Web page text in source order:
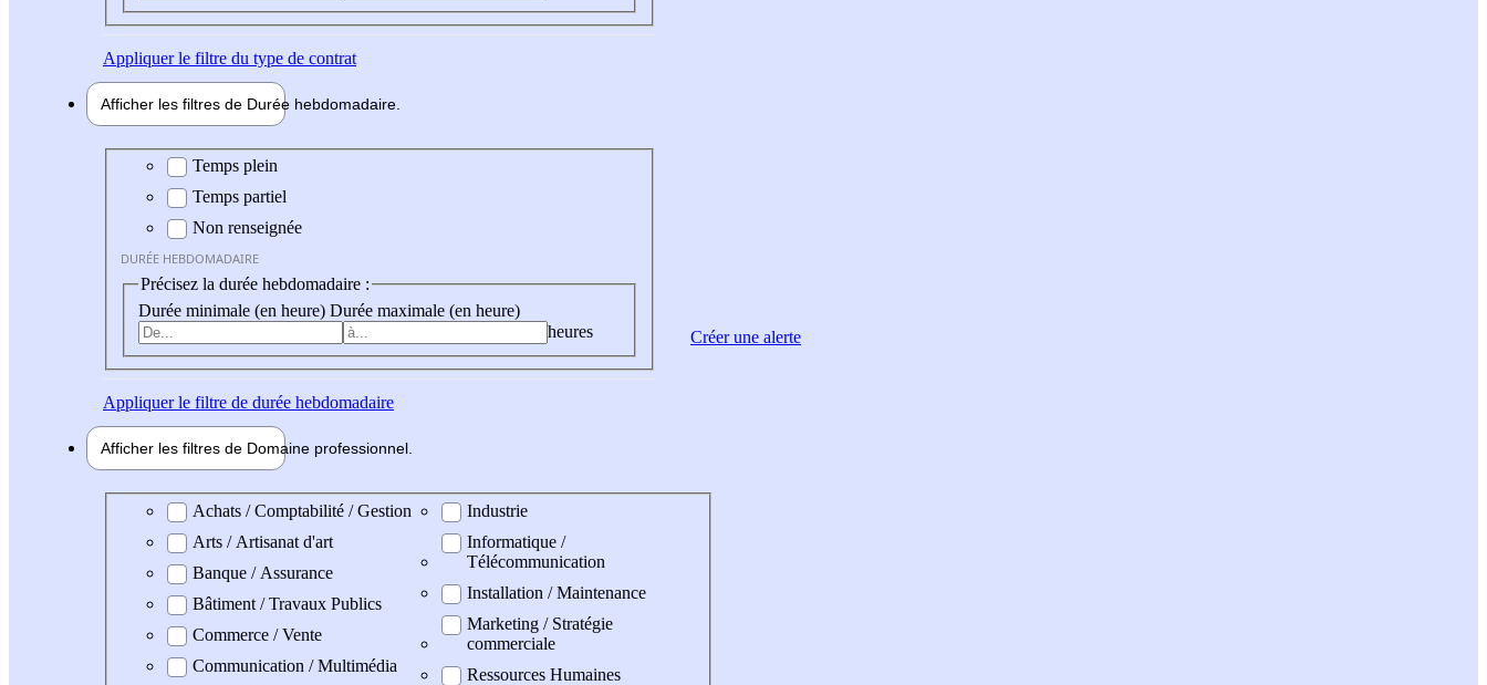
Appliquerle filtre du type de contrat
Afficher les filtres de Durée hebdomadaire
Durée hebdomadaire
Temps plein
Temps partiel
Non renseignée
DURÉE HEBDOMADAIRE
Précisez la durée hebdomadaire :
Durée minimale (en heure) Durée maximale (en heure)
heures
Appliquerle filtre de durée hebdomadaire
Afficher les filtres de Domaine professionnel
Domaine professionel
Achats / Comptabilité / Gestion
Arts / Artisanat d'art
Banque / Assurance
Bâtiment / Travaux Publics
Commerce / Vente
Communication / Multimédia
Industrie
Informatique /
Télécommunication
Installation / Maintenance
Marketing / Stratégie
commerciale
Ressources Humaines
Créer une alerte